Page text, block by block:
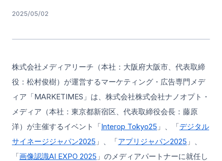
2025/05/02
株式会社メディアリーチ（本社：大阪府大阪市、代表取締
役：松村俊樹）が運営するマーケティング・広告専門メデ
ィア「MARKETIMES」は、株式会社株式会社ナノオプト・
メディア（本社：東京都新宿区、代表取締役会長：藤原
洋）が主催するイベント「Interop Tokyo25 」、「デジタル
サイネージジャパン2025 」、「アプリジャパン2025 」、
「画像認識AI EXPO 2025 」のメディアパートナーに就任し